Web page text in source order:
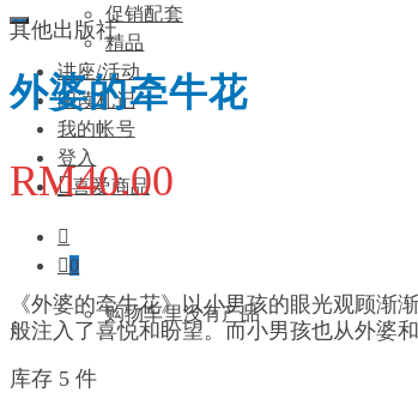
促销配套
精品
讲座/活动
阅读札记
我的帐号
登入
喜爱商品
0
购物车里没有产品
其他出版社
外婆的牵牛花
RM40.00
《外婆的牵牛花》以小男孩的眼光观顾
般注入了喜悦和盼望。而小男孩也从外婆
库存 5 件